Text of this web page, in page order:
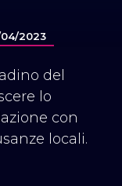
2023
del
lo
con
locali.